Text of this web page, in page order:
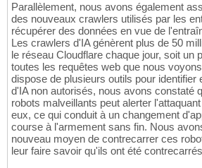
Parallèlement, nous avons également
des nouveaux crawlers utilisés par les
récupérer des données en vue de
Les crawlers d'IA génèrent plus de 50
le réseau Cloudflare chaque jour, soit un
toutes les requêtes web que nous
dispose de plusieurs outils pour identifier
d'IA non autorisés, nous avons constaté
robots malveillants peut alerter
eux, ce qui conduit à un changement
course à l'armement sans fin. Nous
nouveau moyen de contrecarrer ces
leur faire savoir qu'ils ont été